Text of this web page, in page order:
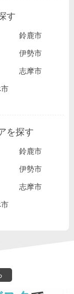
す
鈴鹿市
伊勢市
志摩市
を探す
鈴鹿市
伊勢市
志摩市